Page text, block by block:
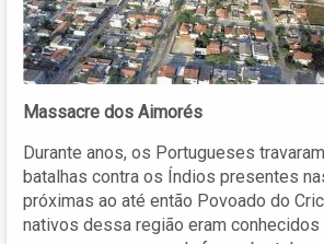
Massacre dos Aimorés
Durante anos, os Portugueses
batalhas contra os Índios presentes
próximas ao até então Povoado do
nativos dessa região eram conhecidos